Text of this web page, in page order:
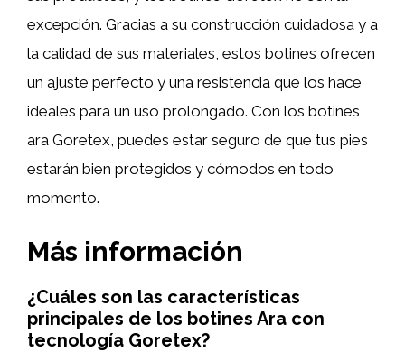
excepción. Gracias a su construcción cuidadosa y a
la calidad de sus materiales, estos botines ofrecen
un ajuste perfecto y una resistencia que los hace
ideales para un uso prolongado. Con los botines
ara Goretex, puedes estar seguro de que tus pies
estarán bien protegidos y cómodos en todo
momento.
Más información
¿Cuáles son las características
principales de los botines Ara con
tecnología Goretex?